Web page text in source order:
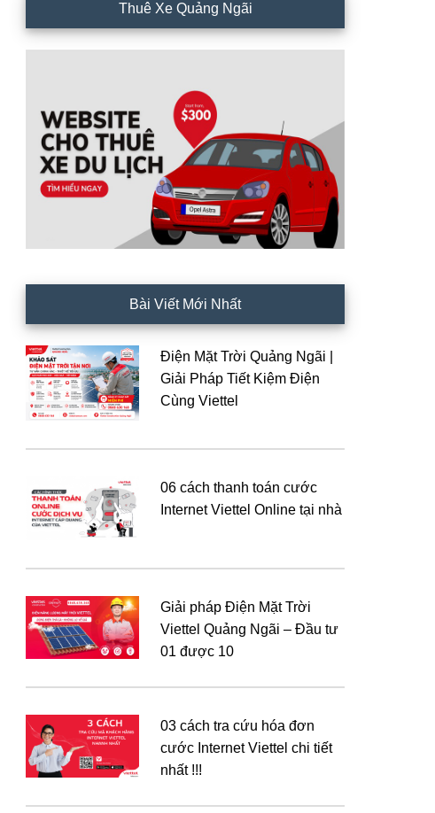
Thuê Xe Quảng Ngãi
Bài Viết Mới Nhất
Điện Mặt Trời Quảng Ngãi |
Giải Pháp Tiết Kiệm Điện
Cùng Viettel
06 cách thanh toán cước
Internet Viettel Online tại nhà
Giải pháp Điện Mặt Trời
Viettel Quảng Ngãi – Đầu tư
01 được 10
03 cách tra cứu hóa đơn
cước Internet Viettel chi tiết
nhất !!!